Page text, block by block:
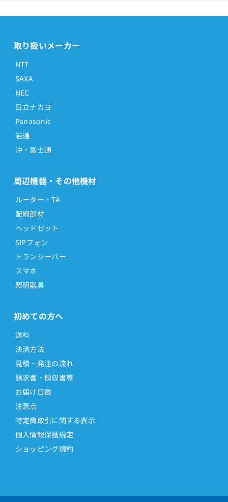
取り扱いメーカー
NTT
SAXA
NEC
日立ナカヨ
Panasonic
岩通
沖・富士通
周辺機器・その他機材
ルーター・TA
配線部材
ヘッドセット
SIPフォン
トランシーバー
スマホ
照明器具
初めての方へ
送料
決済方法
見積・発注の流れ
請求書・領収書等
お届け日数
注意点
特定商取引に関する表示
個人情報保護規定
ショッピング規約